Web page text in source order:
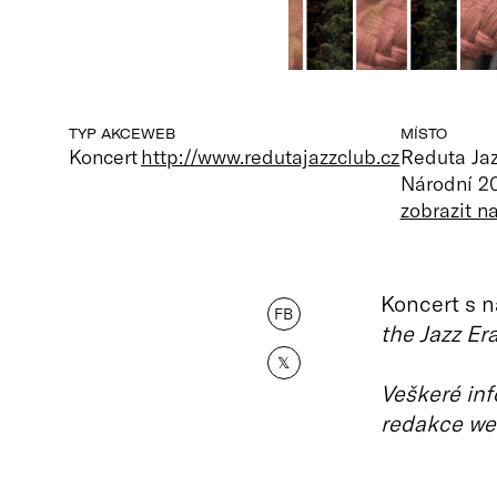
TYP AKCE
Koncert
WEB
http://www.redutajazzclub.cz
MÍSTO
Reduta
Národní
zobrazit
FB
𝕏
Koncert s
the Jazz
Veškeré
redakce